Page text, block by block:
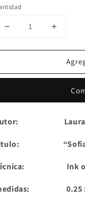
Reducir
para
para
Sofia
Laura
Ink on